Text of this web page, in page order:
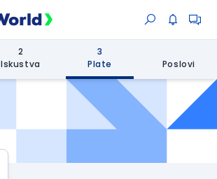
2
Iskustva
3
Plate
Poslovi